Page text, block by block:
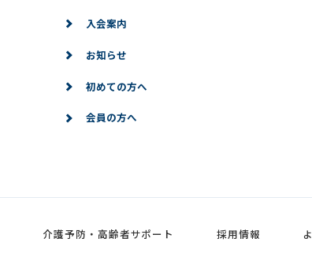
入会案内
お知らせ
初めての方へ
会員の方へ
介護予防・高齢者サポート 採用情報